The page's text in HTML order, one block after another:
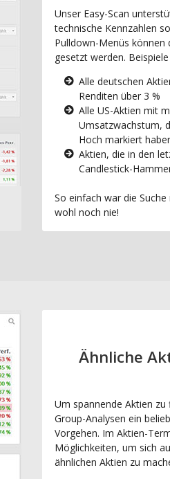
Unser Easy-Scan
technische Kennzahlen
Pulldown-Menüs können
gesetzt werden.
Alle deutschen
Renditen über 3 %
Alle US-Aktien mit
Umsatzwachstum,
Hoch markiert
Aktien, die in den
Candlestick-
So einfach war die
wohl noch nie!
Ähnliche
Um spannende Aktien zu
Group-Analysen ein
Vorgehen. Im Aktien-
Möglichkeiten, um sich
ähnlichen Aktien zu